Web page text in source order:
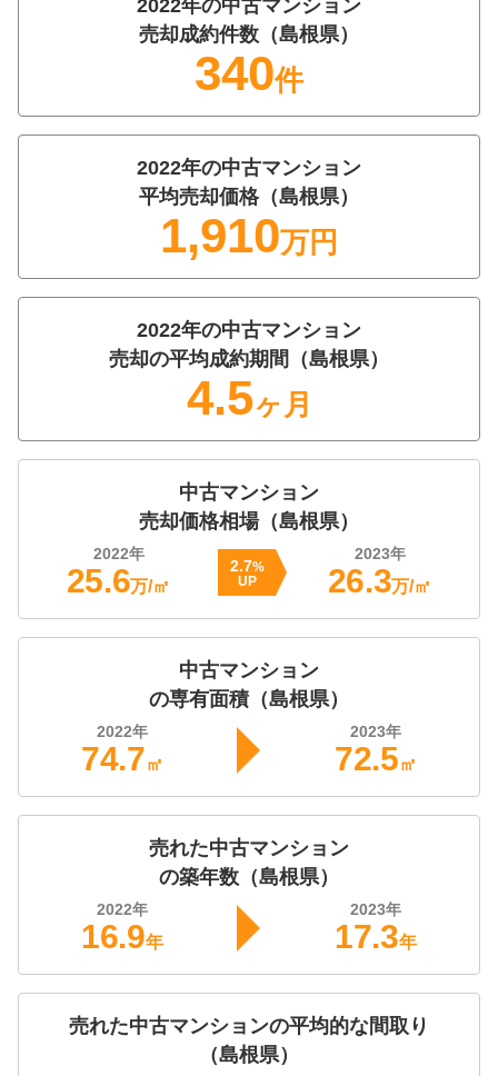
2022年の中古マンション
売却成約件数（島根県）
340件
2022年の中古マンション
平均売却価格（島根県）
1,910万円
2022年の中古マンション
売却の平均成約期間（島根県）
4.5ヶ月
中古マンション
売却価格相場（島根県）
2022年
25.6万/㎡
2.7%
UP
2023年
26.3万/㎡
中古マンション
の専有面積（島根県）
2022年
74.7㎡
2023年
72.5㎡
売れた中古マンション
の築年数（島根県）
2022年
16.9年
2023年
17.3年
売れた中古マンションの平均的な間取り
（島根県）